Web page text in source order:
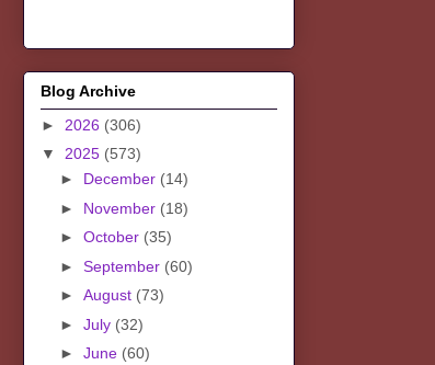
Blog Archive
► 2026 (306)
▼ 2025 (573)
► December (14)
► November (18)
► October (35)
► September (60)
► August (73)
► July (32)
► June (60)